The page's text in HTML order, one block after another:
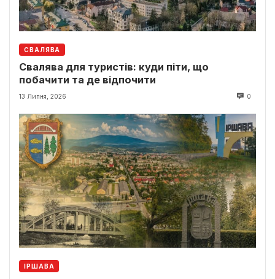
СВАЛЯВА
Свалява для туристів: куди піти, що
побачити та де відпочити
13 Липня, 2026 0
ІРШАВА